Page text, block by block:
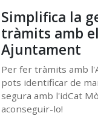
Simplifica la
tràmits amb
Ajuntament
Per fer tràmits amb
pots identificar de
segura amb l'idCat
aconseguir-lo!